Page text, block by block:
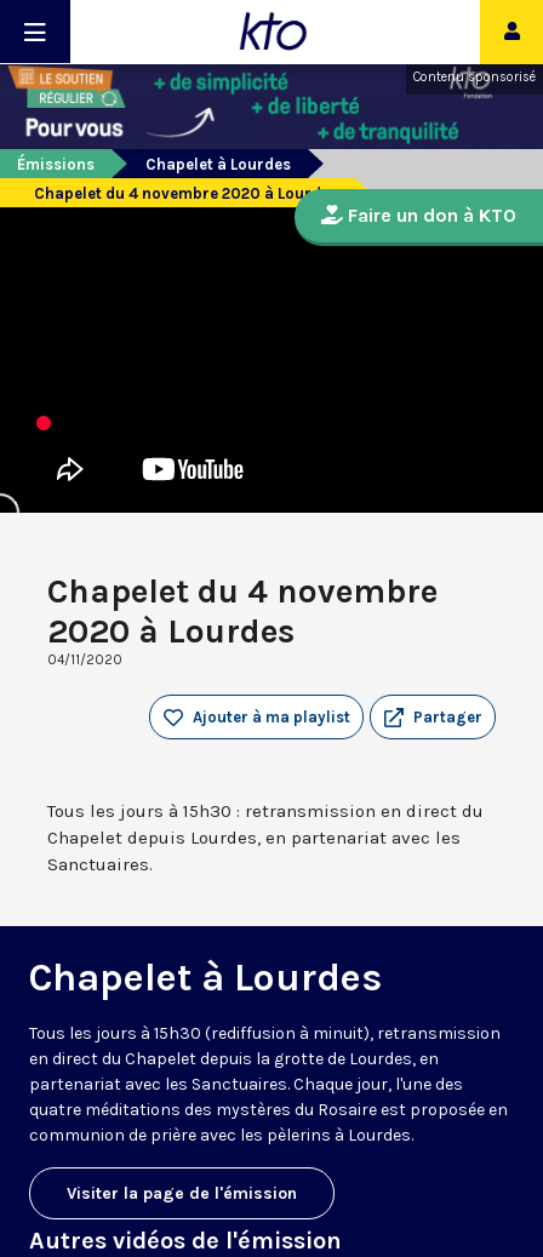
Contenu sponsorisé
Émissions
Chapelet à Lourdes
Chapelet du 4 novembre 2020 à Lourdes
Chapelet du 4 novembre
2020 à Lourdes
04/11/2020
Partager
Ajouter à ma playlist
Tous les jours à 15h30 : retransmission en direct du
Chapelet depuis Lourdes, en partenariat avec les
Sanctuaires.
Chapelet à Lourdes
Tous les jours à 15h30 (rediffusion à minuit), retransmission
en direct du Chapelet depuis la grotte de Lourdes, en
partenariat avec les Sanctuaires. Chaque jour, l'une des
quatre méditations des mystères du Rosaire est proposée en
communion de prière avec les pèlerins à Lourdes.
Visiter la page de l'émission
Autres vidéos de l'émission
Faire un don à KTO